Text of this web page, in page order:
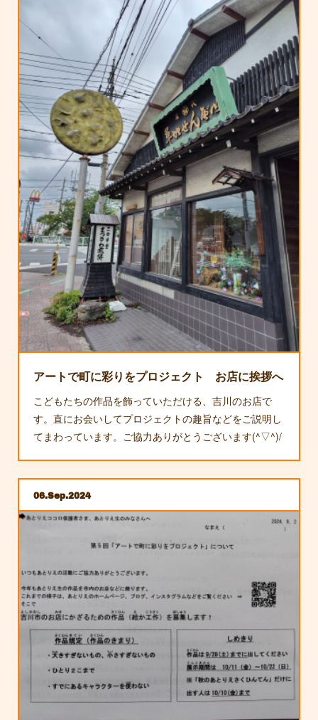
アートで町に彩りをプロジェクト お店に挨拶へ
こどもたちの作品を飾っていただける、吉川のお店で
す。直にお会いしてプロジェクトの趣旨などをご説明し
てまわっています。ご協力ありがとうございます(^▽^)/
06 Sep 2024